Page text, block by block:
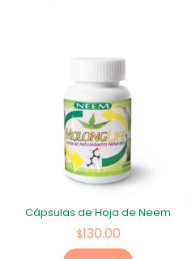
Cápsulas de Hoja de Neem
$130.00